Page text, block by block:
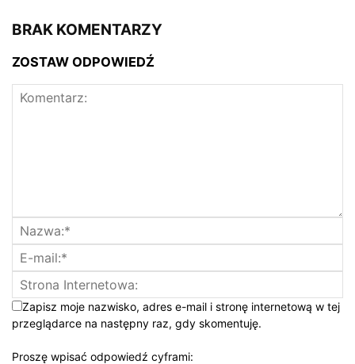
BRAK KOMENTARZY
ZOSTAW ODPOWIEDŹ
Zapisz moje nazwisko, adres e-mail i stronę internetową w tej
przeglądarce na następny raz, gdy skomentuję.
Proszę wpisać odpowiedź cyframi: